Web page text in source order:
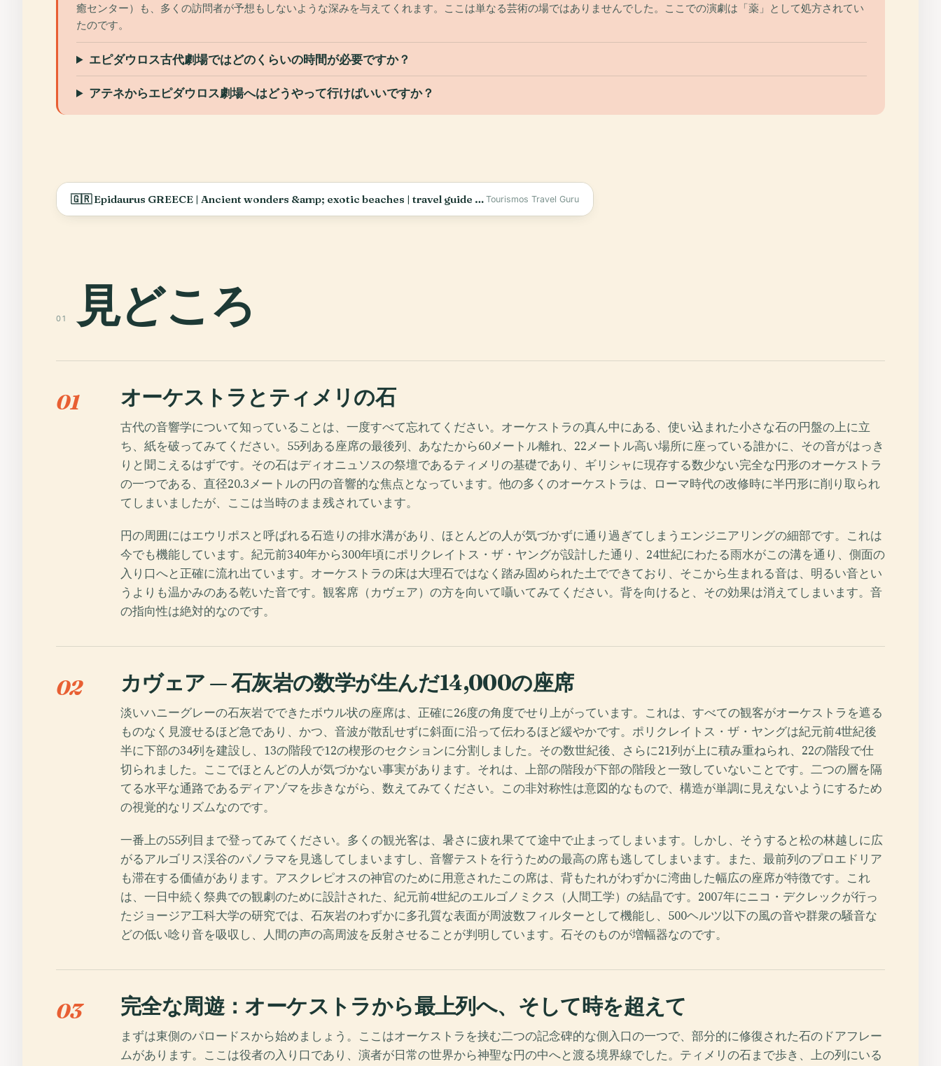
癒センター）も、多くの訪問者が予想もしないような深みを与えてくれます。ここは単なる芸術の場ではありませんでした。ここでの演劇は「薬」として処方されてい
たのです。
エピダウロス古代劇場ではどのくらいの時間が必要ですか？
アテネからエピダウロス劇場へはどうやって行けばいいですか？
🇬🇷 Epidaurus GREECE | Ancient wonders &amp; exotic beaches | travel guide | Peloponnese Tourismos Travel Guru
01 見どころ
01 オーケストラとティメリの石
古代の音響学について知っていることは、一度すべて忘れてください。オーケストラの真ん中にある、使い込まれた小さな石の円盤の上に立
ち、紙を破ってみてください。55列ある座席の最後列、あなたから60メートル離れ、22メートル高い場所に座っている誰かに、その音がはっき
りと聞こえるはずです。その石はディオニュソスの祭壇であるティメリの基礎であり、ギリシャに現存する数少ない完全な円形のオーケストラ
の一つである、直径20.3メートルの円の音響的な焦点となっています。他の多くのオーケストラは、ローマ時代の改修時に半円形に削り取られ
てしまいましたが、ここは当時のまま残されています。
円の周囲にはエウリポスと呼ばれる石造りの排水溝があり、ほとんどの人が気づかずに通り過ぎてしまうエンジニアリングの細部です。これは
今でも機能しています。紀元前340年から300年頃にポリクレイトス・ザ・ヤングが設計した通り、24世紀にわたる雨水がこの溝を通り、側面の
入り口へと正確に流れ出ています。オーケストラの床は大理石ではなく踏み固められた土でできており、そこから生まれる音は、明るい音とい
うよりも温かみのある乾いた音です。観客席（カヴェア）の方を向いて囁いてみてください。背を向けると、その効果は消えてしまいます。音
の指向性は絶対的なのです。
02 カヴェア — 石灰岩の数学が生んだ14,000の座席
淡いハニーグレーの石灰岩でできたボウル状の座席は、正確に26度の角度でせり上がっています。これは、すべての観客がオーケストラを遮る
ものなく見渡せるほど急であり、かつ、音波が散乱せずに斜面に沿って伝わるほど緩やかです。ポリクレイトス・ザ・ヤングは紀元前4世紀後
半に下部の34列を建設し、13の階段で12の楔形のセクションに分割しました。その数世紀後、さらに21列が上に積み重ねられ、22の階段で仕
切られました。ここでほとんどの人が気づかない事実があります。それは、上部の階段が下部の階段と一致していないことです。二つの層を隔
てる水平な通路であるディアゾマを歩きながら、数えてみてください。この非対称性は意図的なもので、構造が単調に見えないようにするため
の視覚的なリズムなのです。
一番上の55列目まで登ってみてください。多くの観光客は、暑さに疲れ果てて途中で止まってしまいます。しかし、そうすると松の林越しに広
がるアルゴリス渓谷のパノラマを見逃してしまいますし、音響テストを行うための最高の席も逃してしまいます。また、最前列のプロエドリア
も滞在する価値があります。アスクレピオスの神官のために用意されたこの席は、背もたれがわずかに湾曲した幅広の座席が特徴です。これ
は、一日中続く祭典での観劇のために設計された、紀元前4世紀のエルゴノミクス（人間工学）の結晶です。2007年にニコ・デクレックが行っ
たジョージア工科大学の研究では、石灰岩のわずかに多孔質な表面が周波数フィルターとして機能し、500ヘルツ以下の風の音や群衆の騒音な
どの低い唸り音を吸収し、人間の声の高周波を反射させることが判明しています。石そのものが増幅器なのです。
03 完全な周遊：オーケストラから最上列へ、そして時を超えて
まずは東側のパロードスから始めましょう。ここはオーケストラを挟む二つの記念碑的な側入口の一つで、部分的に修復された石のドアフレー
ムがあります。ここは役者の入り口であり、演者が日常の世界から神聖な円の中へと渡る境界線でした。ティメリの石まで歩き、上の列にいる